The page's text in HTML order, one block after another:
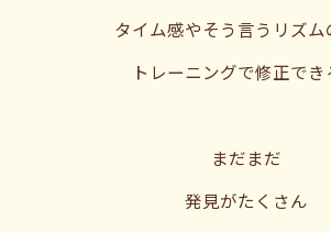
タイム感やそう言うリズム
トレーニングで修正でき
まだまだ
発見がたくさん